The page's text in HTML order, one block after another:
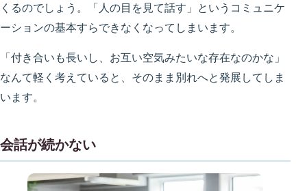
くるのでしょう。「人の目を見て話す」というコミュニケ
ーションの基本すらできなくなってしまいます。
「付き合いも長いし、お互い空気みたいな存在なのかな」
なんて軽く考えていると、そのまま別れへと発展してしま
います。
会話が続かない